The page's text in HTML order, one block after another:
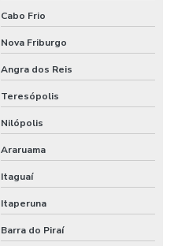
Cabo Frio
Nova Friburgo
Angra dos Reis
Teresópolis
Nilópolis
Araruama
Itaguaí
Itaperuna
Barra do Piraí